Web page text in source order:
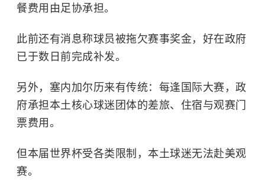
餐费用由足协承担。
此前还有消息称球员被拖欠赛事奖金，好在政府
已于数日前完成补发。
另外，塞内加尔历来有传统：每逢国际大赛，政
府承担本土核心球迷团体的差旅、住宿与观赛门
票费用。
但本届世界杯受各类限制，本土球迷无法赴美观
赛。